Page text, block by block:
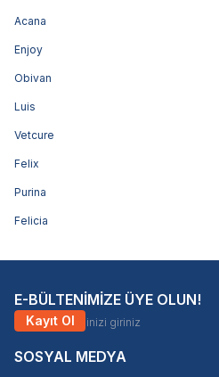
Acana
Enjoy
Obivan
Luis
Vetcure
Felix
Purina
Felicia
E-BÜLTENİMİZE ÜYE OLUN!
Kayıt Ol
SOSYAL MEDYA